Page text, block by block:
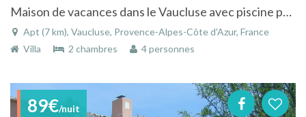
Maison de vacances dans le Vaucluse avec piscine privée en campagne face au Luberon
Apt (7 km), Vaucluse, Provence-Alpes-Côte d'Azur, France
Villa
2 chambres 4 personnes
89€/nuit